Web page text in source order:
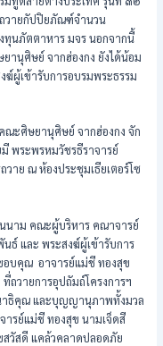
วายกัปปิยภัณฑ์จำนวน
นภัตตาหาร มจร นอกจากนี้
านุศิษย์ จากฮ่องกง ยังได้น้อม
ผู้เข้ารับการอบรมพระธรรม
ณะศิษยานุศิษย์ จากฮ่องกง จัก
พระพรหมวัชรธีราจารย์
าย ณ ห้องประชุมเธียเตอร์โซ
นาม คณะผู้บริหาร คณาจารย์
ธ์ และ พระสงฆ์ผู้เข้ารับการ
อบคุณ อาจารย์แม่ชี ทองสุข
วายการอุปถัมถ์โครงการฯ
าธิคุณ และบุญญานุภาพทั้งมวล
รย์แม่ชี ทองสุข นามเจ็ดสี
วัสดี แคล้วคลาดปลอดภัย